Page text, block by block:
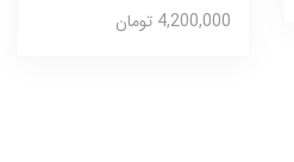
4,200,000 تومان